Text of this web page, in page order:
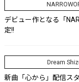
デビュー作となる「
定!!
Dream
新曲「心から」配信ス